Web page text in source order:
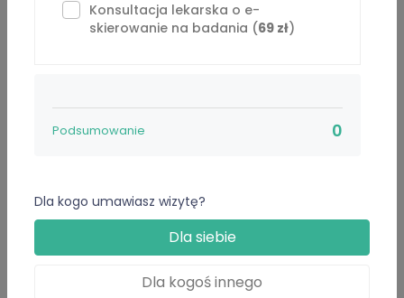
English-speaking patients are welcome.
Internista
Opis usługi
Konsultacja lekarska o e-
skierowanie na badania (69 zł)
Podsumowanie 0
Dla kogo umawiasz wizytę?
Dla siebie
Dla kogoś innego